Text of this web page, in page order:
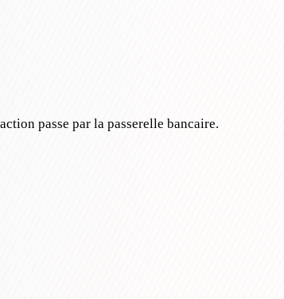
passe par la passerelle bancaire.